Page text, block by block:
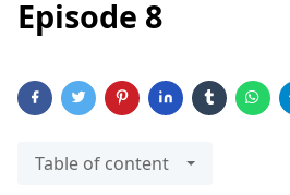
Episode 8
Table of content